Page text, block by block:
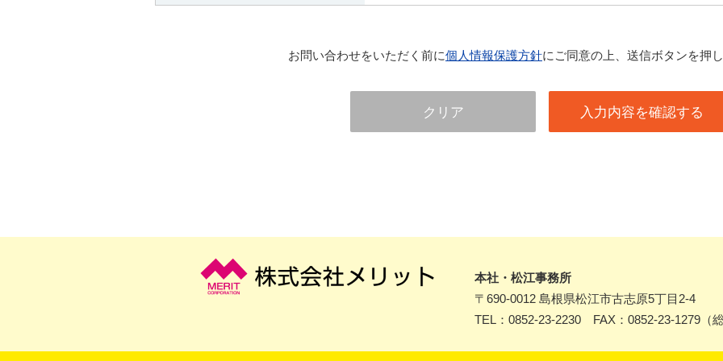
お問い合わせをいただく前に個人情報保護方針にご同意の上、送信ボタンを押し
本社・松江事務所
〒690-0012 島根県松江市古志原5丁目2-4
TEL：0852-23-2230 FAX：0852-23-1279 （